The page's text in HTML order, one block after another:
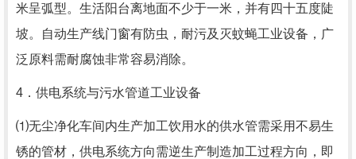
米呈弧型。生活阳台离地面不少于一米，并有四十五度陡
坡。自动生产线门窗有防虫，耐污及灭蚊蝇工业设备，广
泛原料需耐腐蚀非常容易消除。
4．供电系统与污水管道工业设备
⑴无尘净化车间内生产加工饮用水的供水管需采用不易生
锈的管材，供电系统方向需逆生产制造加工过程方向，即